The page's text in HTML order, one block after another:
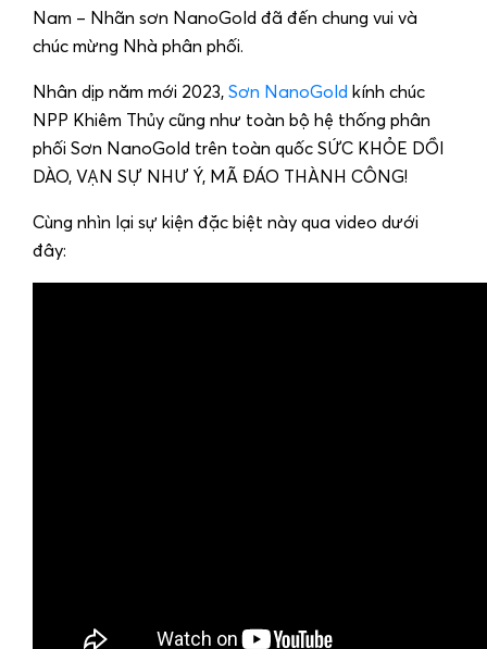
Nam – Nhãn sơn NanoGold đã đến chung vui và
chúc mừng Nhà phân phối.
Nhân dịp năm mới 2023, Sơn NanoGold kính chúc
NPP Khiêm Thủy cũng như toàn bộ hệ thống phân
phối Sơn NanoGold trên toàn quốc SỨC KHỎE DỒI
DÀO, VẠN SỰ NHƯ Ý, MÃ ĐÁO THÀNH CÔNG!
Cùng nhìn lại sự kiện đặc biệt này qua video dưới
đây: